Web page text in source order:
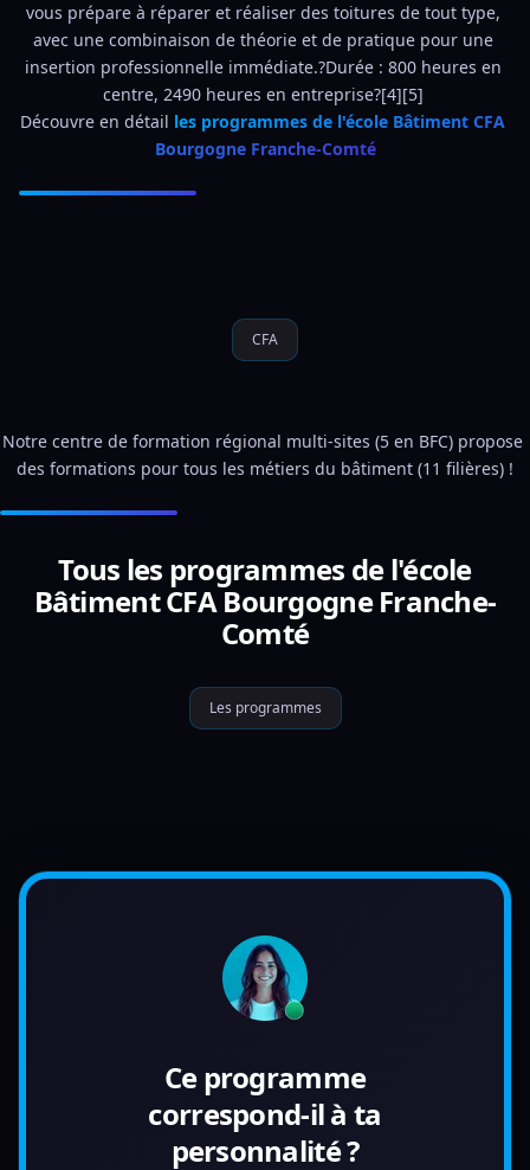
vous prépare à réparer et réaliser des toitures de tout type,
avec une combinaison de théorie et de pratique pour une
insertion professionnelle immédiate.?Durée : 800 heures en
centre, 2490 heures en entreprise?[4][5]
Découvre en détail les programmes de l'école Bâtiment CFA
Bourgogne Franche-Comté
CFA
Notre centre de formation régional multi-sites (5 en BFC) propose
des formations pour tous les métiers du bâtiment (11 filières) !
Tous les programmes de l'école
Bâtiment CFA Bourgogne Franche-
Comté
Les programmes
Ce programme
correspond-il à ta
personnalité ?